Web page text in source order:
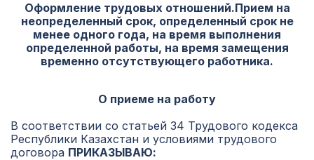
Оформление трудовых отношений.Прием на
неопределенный срок, определенный срок не
менее одного года, на время выполнения
определенной работы, на время замещения
временно отсутствующего работника.
О приеме на работу
В соответствии со статьей 34 Трудового кодекса
Республики Казахстан и условиями трудового
договора ПРИКАЗЫВАЮ: